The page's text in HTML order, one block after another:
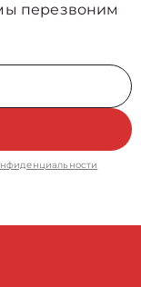
перезвоним